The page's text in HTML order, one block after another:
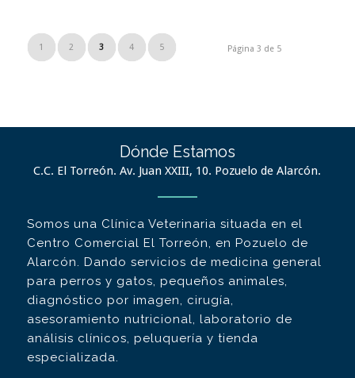
Página 3 de 5
1 2 3 4 5
Dónde Estamos
C.C. El Torreón. Av. Juan XXIII, 10. Pozuelo de Alarcón.
Somos una Clínica Veterinaria situada en el
Centro Comercial El Torreón, en Pozuelo de
Alarcón. Dando servicios de medicina general
para perros y gatos, pequeños animales,
diagnóstico por imagen, cirugía,
asesoramiento nutricional, laboratorio de
análisis clínicos, peluquería y tienda
especializada.